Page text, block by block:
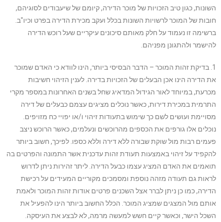
השונות, כגון טיב הזכויות של מוכר הדירה, קיומם של שיעבודים לסוגיהם,
חובות של המוכר לרשויות השונות בכלל ועקב מכירת הדירה בפרט וכיו"ב.
ברשימה זו נעמוד על חלק מאותם סיכונים עיקריים שעל רוכש הדירה
להישמר ולהתגונן מפניהם.
1. בדיקת זהות המוכר – הדבר הבסיסי ביותר, הינו לוודא כי האדם שמוכר
את הדירה הינו אכן הבעלים של הזכויות בדירה. לענין הזיהוי חשיבות
מכרעת, במיוחד לאור הגידול המדאיג שחל בשנים האחרונות במספר מקרי
התרמית במכירת דירות, כאשר נוכלים מציגים עצמם כבעלים של דירה
מסויימת ועושים לשם כך שימוש בתעודות זיהוי ו/או יפויי כח מזויפים.
נוכלים אלו גורפים את הכספים מהרוכשים ונעלמים, כאשר הרוכש ניצב
פעמים רבות מול שוקת שבורה ללא דירה וללא כספו. לפיכך, חשוב ביותר
להקפיד על זיהוי באמצעות תעודת זהות עדכנית אשר התמונה והפרטים בה
תואמים את האדם המציג עצמו כבעל הדירה. ליתר זהירות ניתן לדרוש
לראות גם תעודה מזהה נוספת ומסמכים מקוריים המעידים על רכישת
הדירה, כמו כן ניתן לברר אצל השכנים פרטים אודות זהות המוכר ולאמת
אותם מול המצגים שמציג המוכר. הכלל החשוב ביותר הינו להפעיל את
השכל הישר, וכאשר קיים חשש למעשה מרמה, לא לבצע את העיסקה.